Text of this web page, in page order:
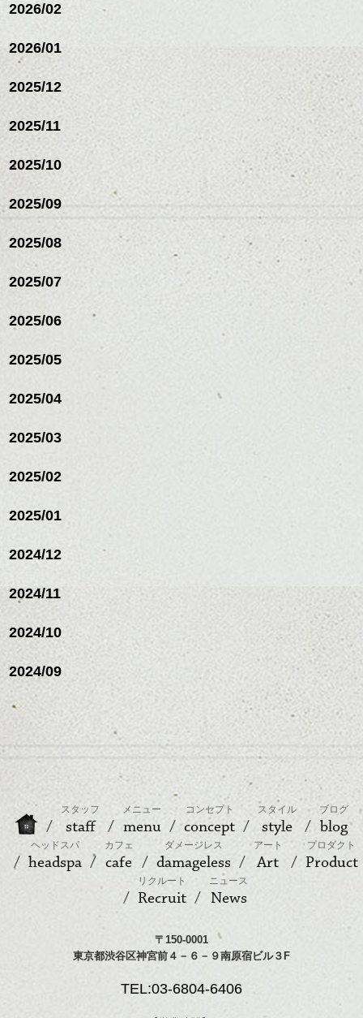
スパ／伸びても目立たない
ルカラー/髪質改善/TOKIOト
リートメント/ブリーチ/イン
ミニボブ/抜け感ショート/バ
レイヤージュ/縮毛矯正
ハンサムショート／ヘッド
ヘアカラー/ハイライト/ダブ
リートメント/ブリーチ/イン
ミニボブ/抜け感ショート/バ
2026/02
2026/01
2025/12
2025/11
2025/10
2025/09
2025/08
2025/07
2025/06
2025/05
2025/04
2025/03
2025/02
2025/01
2024/12
2024/11
2024/10
2024/09
スタッフ
staff
メニュー
menu
コンセプト
concept
スタイル
style
ブログ
blog
ヘッドスパ
headspa
カフェ
cafe
ダメージレス
damageless
アート
Art
プロダクト
Product
リクルート
Recruit
ニュース
News
〒150-0001
東京都渋谷区神宮前４－６－９南原宿ビル３F
TEL:03-6804-6406